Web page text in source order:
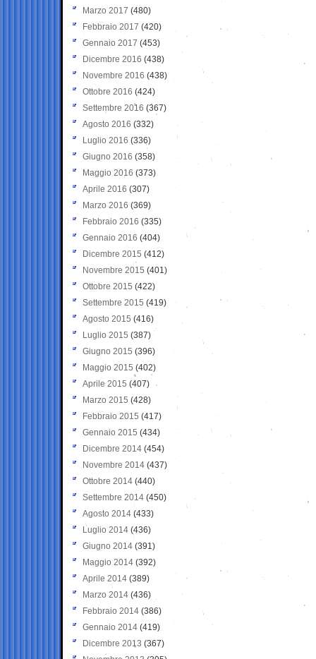
Marzo 2017 (480)
Febbraio 2017 (420)
Gennaio 2017 (453)
Dicembre 2016 (438)
Novembre 2016 (438)
Ottobre 2016 (424)
Settembre 2016 (367)
Agosto 2016 (332)
Luglio 2016 (336)
Giugno 2016 (358)
Maggio 2016 (373)
Aprile 2016 (307)
Marzo 2016 (369)
Febbraio 2016 (335)
Gennaio 2016 (404)
Dicembre 2015 (412)
Novembre 2015 (401)
Ottobre 2015 (422)
Settembre 2015 (419)
Agosto 2015 (416)
Luglio 2015 (387)
Giugno 2015 (396)
Maggio 2015 (402)
Aprile 2015 (407)
Marzo 2015 (428)
Febbraio 2015 (417)
Gennaio 2015 (434)
Dicembre 2014 (454)
Novembre 2014 (437)
Ottobre 2014 (440)
Settembre 2014 (450)
Agosto 2014 (433)
Luglio 2014 (436)
Giugno 2014 (391)
Maggio 2014 (392)
Aprile 2014 (389)
Marzo 2014 (436)
Febbraio 2014 (386)
Gennaio 2014 (419)
Dicembre 2013 (367)